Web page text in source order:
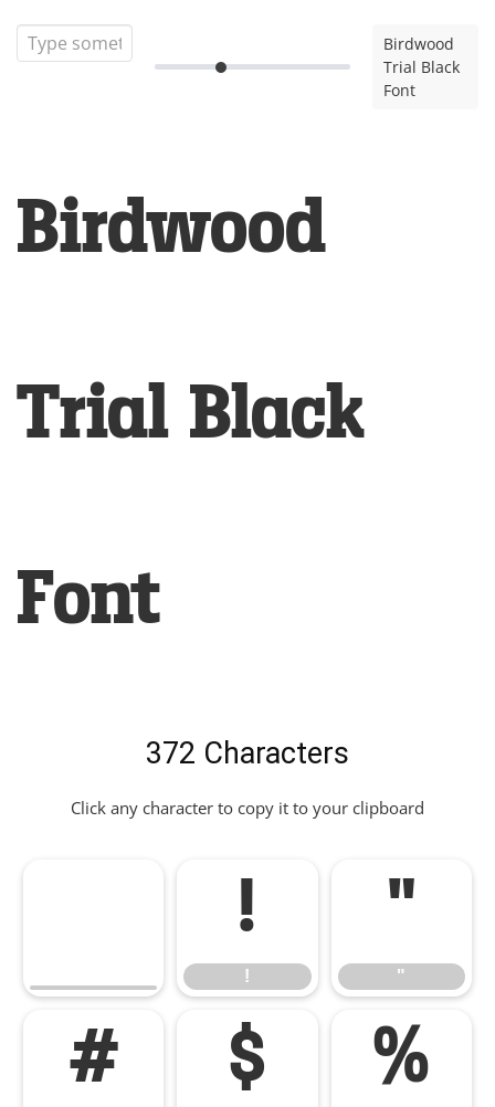
Birdwood
Trial Black
Font
Birdwood
Trial Black
Font
372 Characters
Click any character to copy it to your clipboard
!
!
"
"
# $ %